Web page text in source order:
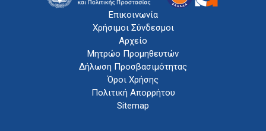
Επικοινωνία
Χρήσιμοι Σύνδεσμοι
Αρχείο
Μητρώο Προμηθευτών
Δήλωση Προσβασιμότητας
Όροι Χρήσης
Πολιτική Απορρήτου
Sitemap